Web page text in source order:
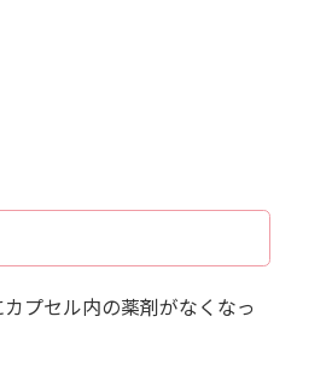
プセル内の薬剤がなくなっ